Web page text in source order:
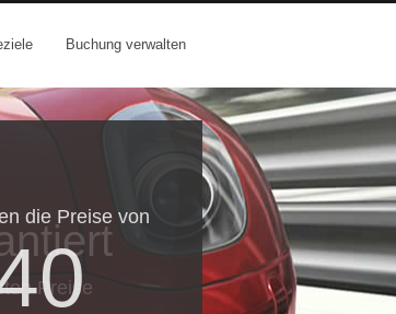
Buchung verwalten
die Preise von
Preise